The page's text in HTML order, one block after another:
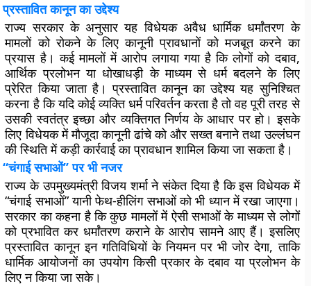
प्रस्तावित कानून का उद्देश्य
राज्य सरकार के अनुसार यह विधेयक अवैध धार्मिक धर्मांतरण के
मामलों को रोकने के लिए कानूनी प्रावधानों को मजबूत करने का
प्रयास है। कई मामलों में आरोप लगाया गया है कि लोगों को दबाव,
आर्थिक प्रलोभन या धोखाधड़ी के माध्यम से धर्म बदलने के लिए
प्रेरित किया जाता है। प्रस्तावित कानून का उद्देश्य यह सुनिश्चित
करना है कि यदि कोई व्यक्ति धर्म परिवर्तन करता है तो वह पूरी तरह से
उसकी स्वतंत्र इच्छा और व्यक्तिगत निर्णय के आधार पर हो। इसके
लिए विधेयक में मौजूदा कानूनी ढांचे को और सख्त बनाने तथा उल्लंघन
की स्थिति में कड़ी कार्रवाई का प्रावधान शामिल किया जा सकता है।
“चंगाई सभाओं” पर भी नजर
राज्य के उपमुख्यमंत्री विजय शर्मा ने संकेत दिया है कि इस विधेयक में
“चंगाई सभाओं” यानी फेथ-हीलिंग सभाओं को भी ध्यान में रखा जाएगा।
सरकार का कहना है कि कुछ मामलों में ऐसी सभाओं के माध्यम से लोगों
को प्रभावित कर धर्मांतरण कराने के आरोप सामने आए हैं। इसलिए
प्रस्तावित कानून इन गतिविधियों के नियमन पर भी जोर देगा, ताकि
धार्मिक आयोजनों का उपयोग किसी प्रकार के दबाव या प्रलोभन के
लिए न किया जा सके।